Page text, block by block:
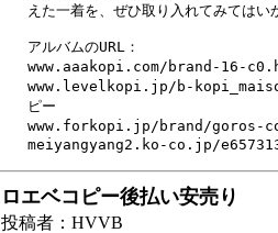
えた一着を、ぜひ取り入れてみてはい
アルバムのURL：
www.aaakopi.com/brand-16-
www.levelkopi.jp/b-
ピー
www.forkopi.jp/brand/goros-
meiyangyang2.ko-co.jp/
ロエベコピー後払い安売り
投稿者：HVVB